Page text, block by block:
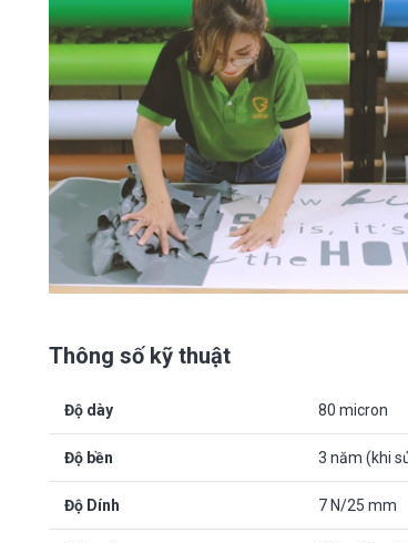
Thông số kỹ thuật
Độ dày 80 micron
Độ bền 3 năm (khi
Độ Dính 7 N/25 mm